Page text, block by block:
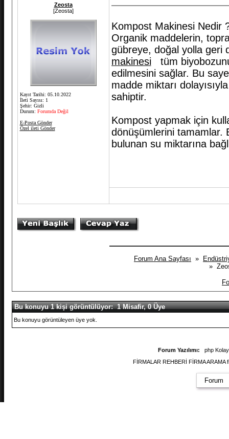
Zeosta
[Zeosta]
Kayıt Tarihi: 05.10.2022
İleti Sayısı: 1
Şehir: Gizli
Durum: Forumda Değil
E-Posta Gönder
Özel ileti Gönder
Kompost Makinesi Nedir
Organik maddelerin,
gübreye, doğal yolla geri
makinesitüm
edilmesini sağlar. Bu
madde miktarı
sahiptir.
Kompost yapmak için
dönüşümlerini tamamlar.
bulunan su miktarına
Forum Ana Sayfası »
»
Bu konuyu 1 kişi görüntülüyor: 1 Misafir, 0 Üye
Bu konuyu görüntüleyen üye yok.
Forum Yazılımı:
php
FİRMALAR REHBERİ FİRMA
Forum